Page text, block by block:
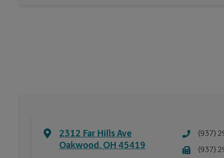
2312 Far Hills Ave
Oakwood, OH 45419
(937)
(937)